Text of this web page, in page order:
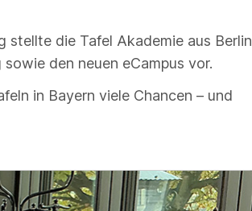
die Tafel Akademie aus Berlin
den neuen eCampus vor.
in Bayern viele Chancen – und